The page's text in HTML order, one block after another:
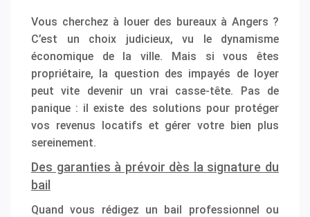
Vous cherchez à louer des bureaux à Angers ?
C’est un choix judicieux, vu le dynamisme
économique de la ville. Mais si vous êtes
propriétaire, la question des impayés de loyer
peut vite devenir un vrai casse-tête. Pas de
panique : il existe des solutions pour protéger
vos revenus locatifs et gérer votre bien plus
sereinement.
Des garanties à prévoir dès la signature du
bail
Quand vous rédigez un bail professionnel ou